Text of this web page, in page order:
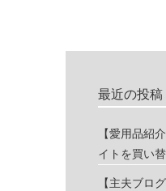
最近の投稿
【愛用品紹
イトを買い替
【主夫ブロ